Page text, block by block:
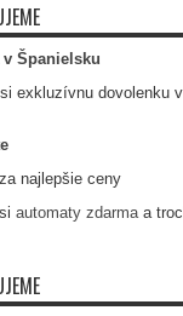
v Španielsku
exkluzívnu dovolenku v
najlepšie ceny
automaty zdarma a